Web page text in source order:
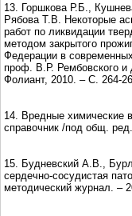
13. Горшкова Р.Б.,
Рябова Т.В. Некоторые
работ по ликвидации
методом закрытого
Федерации в
проф. В.Р. Рембовского
Фолиант, 2010. – С. 264-
14. Вредные химические
справочник /под общ.
15. Будневский А.В.,
сердечно-сосудистая
методический журнал. –